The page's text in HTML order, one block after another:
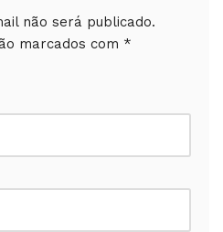
não será publicado.
marcados com *